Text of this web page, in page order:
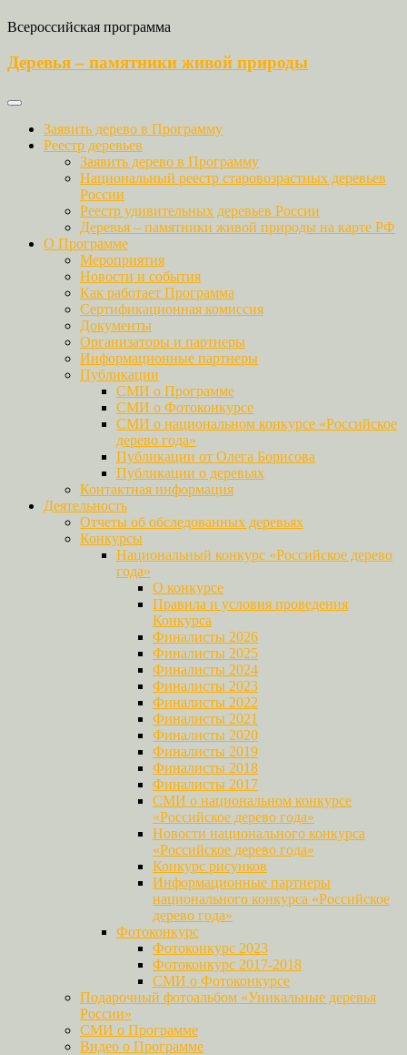
Всероссийская программа
Деревья – памятники живой природы
Заявить дерево в Программу
Реестр деревьев
Заявить дерево в Программу
Национальный реестр старовозрастных деревьев
России
Реестр удивительных деревьев России
Деревья – памятники живой природы на карте РФ
О Программе
Мероприятия
Новости и события
Как работает Программа
Сертификационная комиссия
Документы
Организаторы и партнеры
Информационные партнеры
Публикации
СМИ о Программе
СМИ о Фотоконкурсе
СМИ о национальном конкурсе «Российское
дерево года»
Публикации от Олега Борисова
Публикации о деревьях
Контактная информация
Деятельность
Отчеты об обследованных деревьях
Конкурсы
Национальный конкурс «Российское дерево
года»
О конкурсе
Правила и условия проведения
Конкурса
Финалисты 2026
Финалисты 2025
Финалисты 2024
Финалисты 2023
Финалисты 2022
Финалисты 2021
Финалисты 2020
Финалисты 2019
Финалисты 2018
Финалисты 2017
СМИ о национальном конкурсе
«Российское дерево года»
Новости национального конкурса
«Российское дерево года»
Конкурс рисунков
Информационные партнеры
национального конкурса «Российское
дерево года»
Фотоконкурс
Фотоконкурс 2023
Фотоконкурс 2017-2018
СМИ о Фотоконкурсе
Подарочный фотоальбом «Уникальные деревья
России»
СМИ о Программе
Видео о Программе